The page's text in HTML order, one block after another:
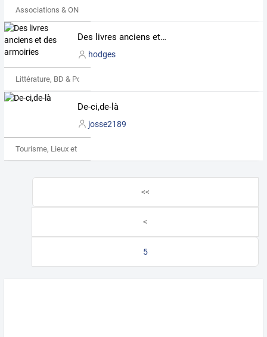
Associations & ONG
Des livres anciens et des armoiries
hodges
Littérature, BD & Poésie
De-ci,de-là
josse2189
Tourisme, Lieux et Événements
<<
<
5